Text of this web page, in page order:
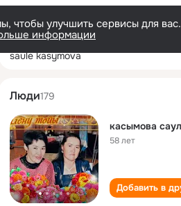
чтобы улучшить сервисы для
информации
saule kasymova
Люди179
касымова
58 лет
Добавить в